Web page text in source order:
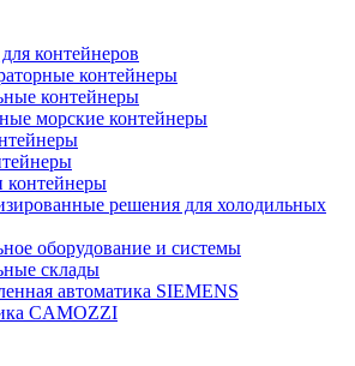
контейнеров
контейнеры
контейнеры
морские контейнеры
решения для холодильных
оборудование и системы
склады
автоматика SIEMENS
CAMOZZI